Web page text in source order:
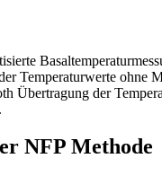
Temperaturwerte ohne
Übertragung der
NFP Methode